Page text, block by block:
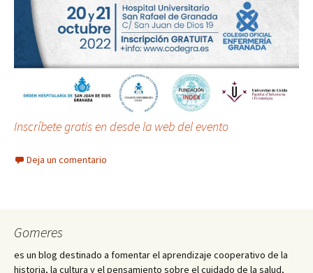
Inscríbete gratis en desde la web del evento
Deja un comentario
Gomeres
es un blog destinado a fomentar el aprendizaje cooperativo de la
historia, la cultura y el pensamiento sobre el cuidado de la salud,